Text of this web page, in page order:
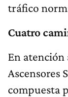
tráfico
Cuatro
En atención
Ascensores
compuesta